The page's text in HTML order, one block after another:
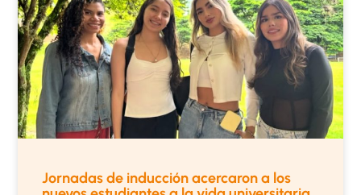
Jornadas de inducción acercaron a los